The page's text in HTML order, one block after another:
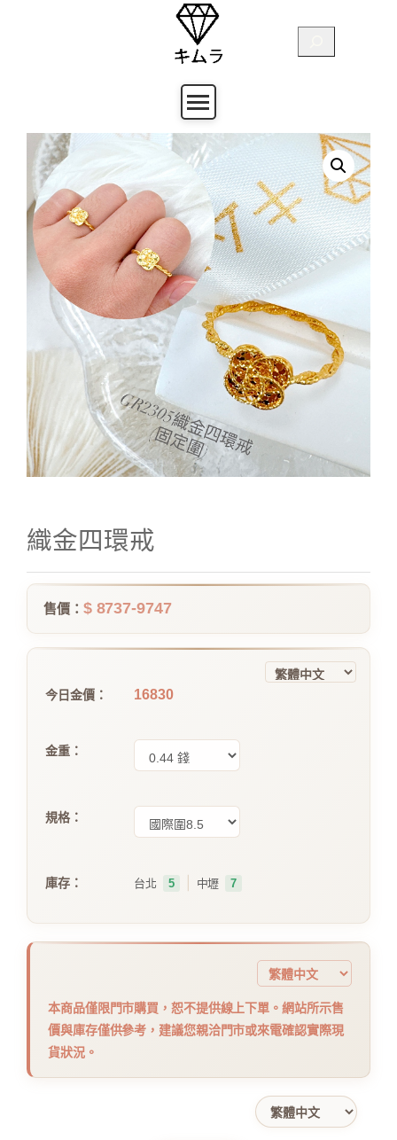
尋
織金四環戒
售價： $ 8737-9747
今日金價： 16830
金重：
規格：
庫存： 台北 5 中壢 7
本商品僅限門市購買，恕不提供線上下單。網站所示售
價與庫存僅供參考，建議您親洽門市或來電確認實際現
貨狀況。